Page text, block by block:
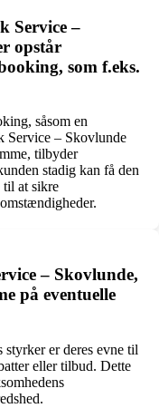
Service –
opstår
som f.eks.
såsom en
Service – Skovlunde
tilbyder
stadig kan få den
til at sikre
– Skovlunde,
på eventuelle
er deres evne til
eller tilbud. Dette